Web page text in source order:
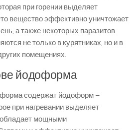
при горении выделяет
вещество эффективно уничтожает
а также некоторых паразитов.
не только в курятниках, но и в
помещениях.
йодоформа
содержат йодоформ –
при нагревании выделяет
обладает мощными